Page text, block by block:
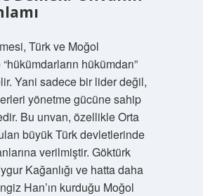
Türk ve Moğol
hükümdarı”
Yani sadece bir lider değil,
yönetme gücüne sahip
Bu unvan, özellikle Orta
büyük Türk devletlerinde
verilmiştir. Göktürk
Kağanlığı ve hatta daha
Han’ın kurduğu Moğol